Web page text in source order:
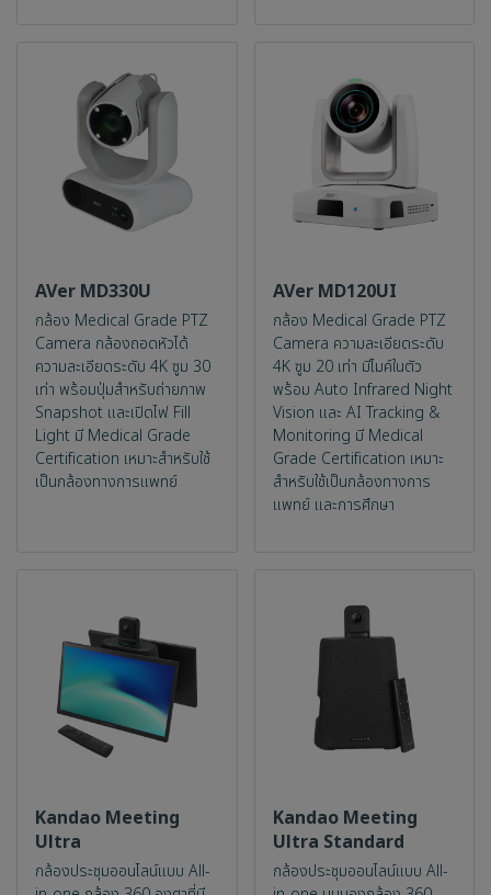
AVer MD330U
กล้อง Medical Grade PTZ
Camera กล้องถอดหัวได้
ความละเอียดระดับ 4K ซูม 30
เท่า พร้อมปุ่มสำหรับถ่ายภาพ
Snapshot และเปิดไฟ Fill
Light มี Medical Grade
Certification เหมาะสำหรับใช้
เป็นกล้องทางการแพทย์
AVer MD120UI
กล้อง Medical Grade PTZ
Camera ความละเอียดระดับ
4K ซูม 20 เท่า มีไมค์ในตัว
พร้อม Auto Infrared Night
Vision และ AI Tracking &
Monitoring มี Medical
Grade Certification เหมาะ
สำหรับใช้เป็นกล้องทางการ
แพทย์ และการศึกษา
Kandao Meeting
Ultra
กล้องประชุมออนไลน์แบบ All-
Kandao Meeting
Ultra Standard
กล้องประชุมออนไลน์แบบ All-